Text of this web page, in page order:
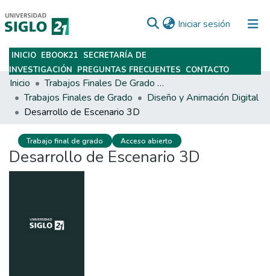
Iniciar sesión (current)
Subir
INICIO EBOOK21 SECRETARÍA DE
INVESTIGACIÓN PREGUNTAS FRECUENTES CONTACTO
Inicio
Trabajos Finales De Grado Y Posgrado
Trabajos Finales de Grado
Diseño y Animación Digital
Desarrollo de Escenario 3D
Trabajo final de grado Acceso abierto
Desarrollo de Escenario 3D